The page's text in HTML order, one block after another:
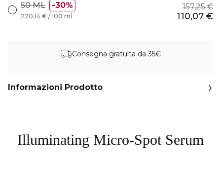
50 ML 30% 157,25 €
110,07 €
220,14 € / 100 ml
Consegna gratuita da 35€
Informazioni Prodotto
Illuminating Micro-Spot Serum